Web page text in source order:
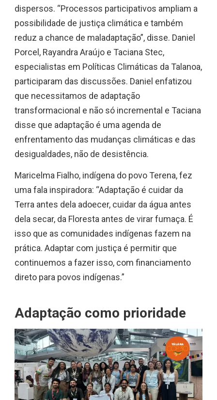
dispersos. “Processos participativos ampliam a
possibilidade de justiça climática e também
reduz a chance de maladaptação”, disse. Daniel
Porcel, Rayandra Araújo e Taciana Stec,
especialistas em Políticas Climáticas da Talanoa,
participaram das discussões. Daniel enfatizou
que necessitamos de adaptação
transformacional e não só incremental e Taciana
disse que adaptação é uma agenda de
enfrentamento das mudanças climáticas e das
desigualdades, não de desistência.
Maricelma Fialho, indígena do povo Terena, fez
uma fala inspiradora: “Adaptação é cuidar da
Terra antes dela adoecer, cuidar da água antes
dela secar, da Floresta antes de virar fumaça. É
isso que as comunidades indígenas fazem na
prática. Adaptar com justiça é permitir que
continuemos a fazer isso, com financiamento
direto para povos indígenas.”
Adaptação como prioridade